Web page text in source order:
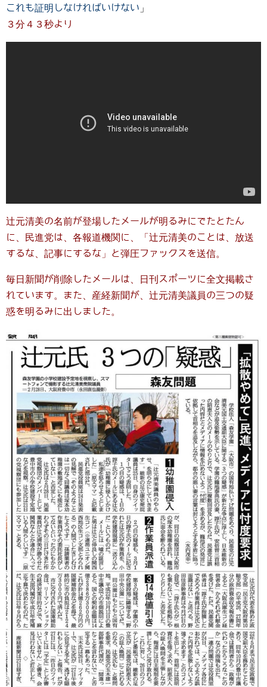
これも証明しなければいけない 」
３分４３秒より
辻元清美の名前が登場したメールが明るみにでたとたん
に、民進党は、各報道機関に、「辻元清美のことは、放送
するな、記事にするな」と弾圧ファックスを送信。
毎日新聞が削除したメールは、日刊スポーツに全文掲載さ
れています。また、産経新聞が、辻元清美議員の三つの疑
惑を明るみに出しました。